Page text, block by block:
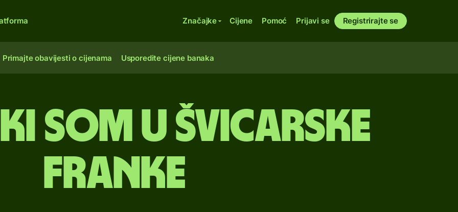
Značajke Cijene Pomoć Prijavi se Registrirajte se
Primajte obavijesti o cijenama Usporedite cijene banaka
som u švicarske
franke